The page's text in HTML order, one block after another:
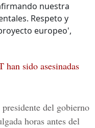
nuestra
Respeto y
europeo',
sido asesinadas
del gobierno
horas antes del